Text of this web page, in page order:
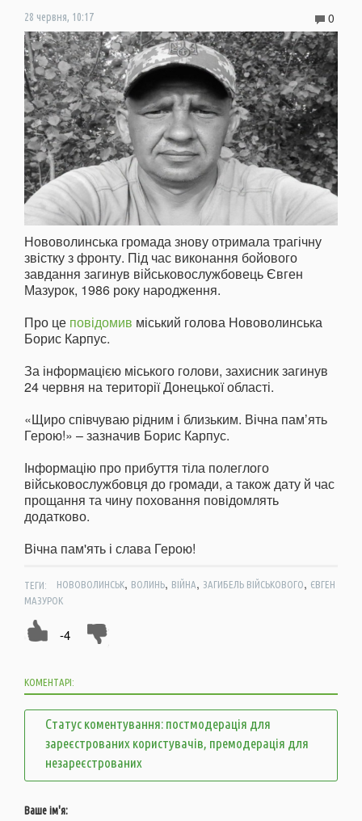
28 червня, 10:17 0
Нововолинська громада знову отримала трагічну
звістку з фронту. Під час виконання бойового
завдання загинув військовослужбовець Євген
Мазурок, 1986 року народження.
Про це повідомив міський голова Нововолинська
Борис Карпус.
За інформацією міського голови, захисник загинув
24 червня на території Донецької області.
«Щиро співчуваю рідним і близьким. Вічна памʼять
Герою!» – зазначив Борис Карпус.
Інформацію про прибуття тіла полеглого
військовослужбовця до громади, а також дату й час
прощання та чину поховання повідомлять
додатково.
Вічна пам'ять і слава Герою!
ТЕГИ: НОВОВОЛИНСЬК, ВОЛИНЬ, ВІЙНА, ЗАГИБЕЛЬ ВІЙСЬКОВОГО, ЄВГЕН
МАЗУРОК
-4
КОМЕНТАРІ:
Статус коментування: постмодерація для
зареєстрованих користувачів, премодерація для
незареєстрованих
Ваше ім'я: